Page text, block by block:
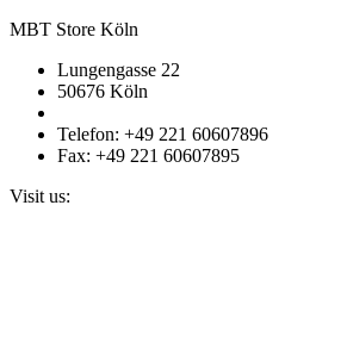
MBT Store Köln
Lungengasse 22
50676 Köln
Telefon: +49 221 60607896
Fax: +49 221 60607895
Visit us: